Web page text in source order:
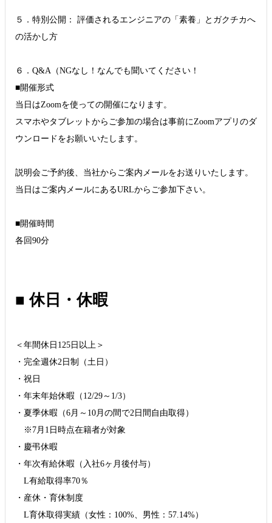
５．特別公開： 評価されるエンジニアの「素養」とガクチカへ
の活かし方
６．Q&A（NGなし！なんでも聞いてください！
■開催形式
当日はZoomを使っての開催になります。
スマホやタブレットからご参加の場合は事前にZoomアプリのダ
ウンロードをお願いいたします。
説明会ご予約後、当社からご案内メールをお送りいたします。
当日はご案内メールにあるURLからご参加下さい。
■開催時間
各回90分
■ 休日・休暇
＜年間休日125日以上＞
・完全週休2日制（土日）
・祝日
・年末年始休暇（12/29～1/3）
・夏季休暇（6月～10月の間で2日間自由取得）
※7月1日時点在籍者が対象
・慶弔休暇
・年次有給休暇（入社6ヶ月後付与）
L有給取得率70％
・産休・育休制度
L育休取得実績（女性：100%、男性：57.14%）